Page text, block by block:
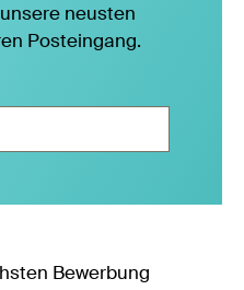
neusten
Posteingang.
Bewerbung